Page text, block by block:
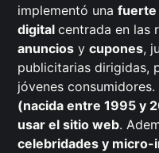
implementó unafuerte
digitalcentrada en las
anuncios ycupones,
publicitarias dirigidas,
jóvenes consumidores.
(nacida entre 1995 y
usar el sitio web.
celebridades y